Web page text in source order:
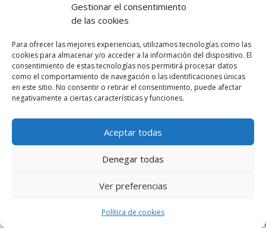
Gestionar el consentimiento
de las cookies
Para ofrecer las mejores experiencias, utilizamos tecnologías como las
cookies para almacenar y/o acceder a la información del dispositivo. El
consentimiento de estas tecnologías nos permitirá procesar datos
como el comportamiento de navegación o las identificaciones únicas
en este sitio. No consentir o retirar el consentimiento, puede afectar
negativamente a ciertas características y funciones.
Aceptar todas
Denegar todas
Ver preferencias
Política de cookies
alumnos de 3°ESO nos han guiado en esta reflexión y
en nuestro deseo de poner nuestro granito de arena
cualquier tipo de conflicto bélico que se dé en el
mundo. Gracias chicos. ¡Queremos La Paz!
Diseñado por Escuelas Pías Provincia Emaús
Aviso Legal-